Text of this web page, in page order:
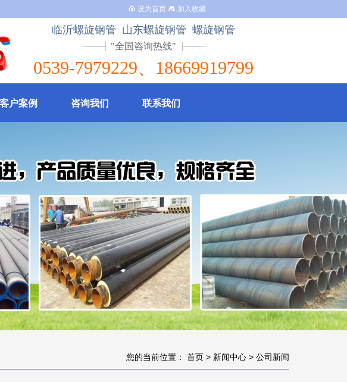
设为首页 加入收藏
临沂螺旋钢管 山东螺旋钢管 螺旋钢管
全国咨询热线
0539-7979229、18669919799
客户案例 咨询我们 联系我们
您的当前位置： 首页 > 新闻中心 > 公司新闻